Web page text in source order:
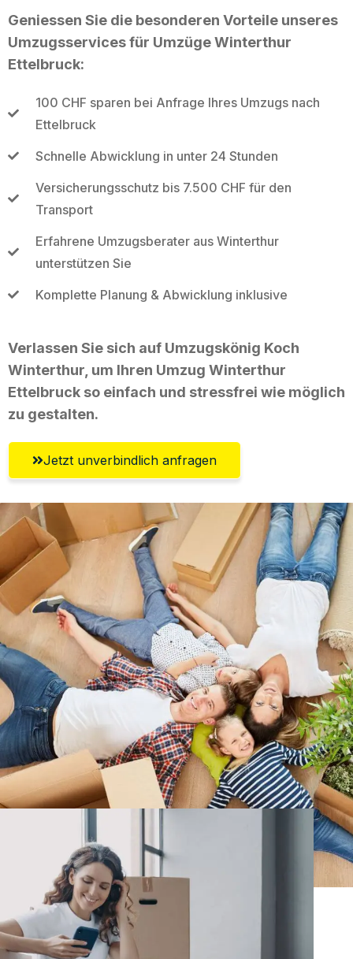
Geniessen Sie die besonderen Vorteile unseres
Umzugsservices für Umzüge Winterthur
Ettelbruck:
100 CHF sparen bei Anfrage Ihres Umzugs nach
Ettelbruck
Schnelle Abwicklung in unter 24 Stunden
Versicherungsschutz bis 7.500 CHF für den
Transport
Erfahrene Umzugsberater aus Winterthur
unterstützen Sie
Komplette Planung & Abwicklung inklusive
Verlassen Sie sich auf Umzugskönig Koch
Winterthur, um Ihren Umzug Winterthur
Ettelbruck so einfach und stressfrei wie möglich
zu gestalten.
Jetzt unverbindlich anfragen